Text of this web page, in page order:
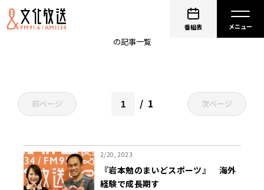
番組表
ちふれASエルフェン埼玉マリ
の記事一覧
前ページ 1 次ページ
2/20, 2023
『岩本勉のまいどスポーツ』 海外
経験で成長期す